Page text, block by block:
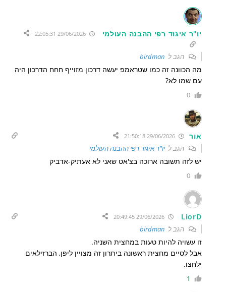
יו"ר איגוד רפי ההבנה העולמי 29/06/2026 22:05:31
הגב ל birdman
מה הכוונה זה כמו שטראמפ יעשה דרכון מזוייף חחח הדרכון היה
עם שמו לא?
0
אור
הגב ליו"ר איגוד רפי ההבנה העולמי
יש לזה תשובה ארוכה בצ'אט שאני לא אעתיק-אדביק
0
LiorD
הגב ל birdman
זו עשויה להיות טעות במחצית השניה.
אבל לסיים מחצית ראשונה ביתרון זה מצויין ליפן, הברזילאים
ילחצו.
1